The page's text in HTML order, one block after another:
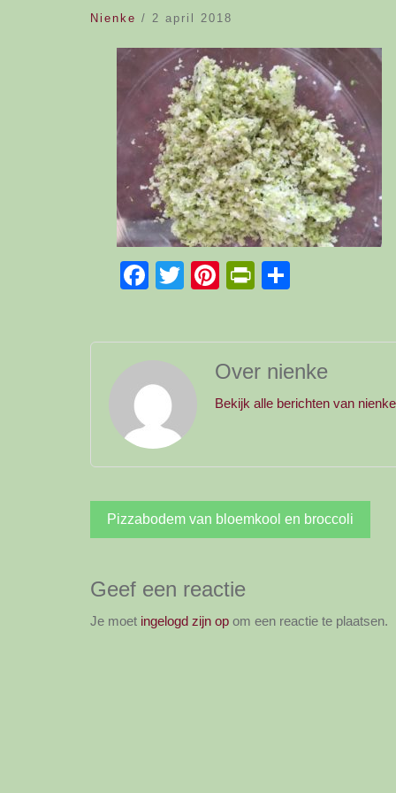
Nienke / 2 april 2018
Facebook
TwitterPinterest
Over nienke
Bekijk alle berichten van
Bericht
navigatie
Pizzabodem van bloemkool en broccoli
Geef een reactie
Je moet ingelogd zijn op om een reactie te plaatsen.